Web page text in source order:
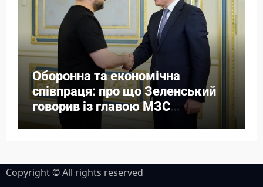
Оборонна та економічна
співпраця: про що Зеленський
говорив із главою МЗС
Азербайджану
Copyright © All rights reserved